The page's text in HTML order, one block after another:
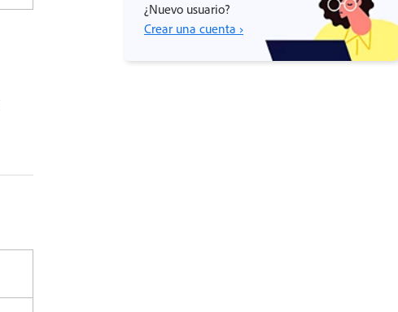
¿Nuevo usuario?
Crear una cuenta ›